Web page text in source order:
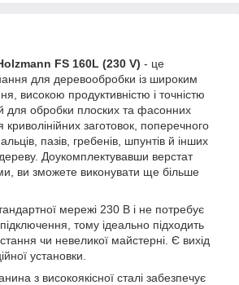
FS 160L (230 V) - це
для деревообробки із широким
високою продуктивністю і точністю
для обробки плоских та фасонних
криволінійних заготовок, поперечного
пазів, гребенів, шпунтів й інших
Доукомплектувавши верстат
ви зможете виконувати ще більше
мережі 230 В і не потребує
тому ідеально підходить
чи невеликої майстерні. Є вихід
установки.
з високоякісної сталі забезпечує